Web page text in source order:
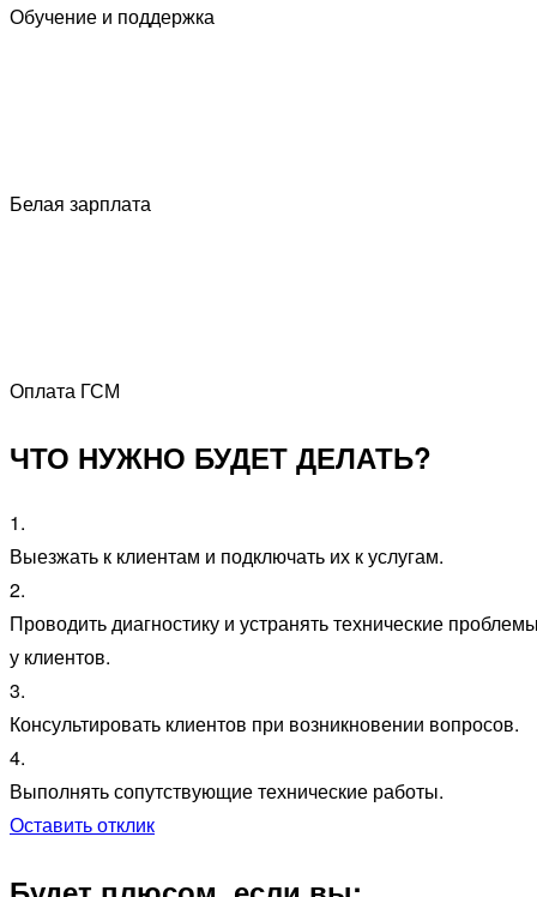
Обучение и поддержка
Белая зарплата
Оплата ГСМ
ЧТО НУЖНО БУДЕТ ДЕЛАТЬ?
1.
Выезжать к клиентам и подключать их к услугам.
2.
Проводить диагностику и устранять технические
у клиентов.
3.
Консультировать клиентов при возникновении вопросов.
4.
Выполнять сопутствующие технические работы.
Оставить отклик